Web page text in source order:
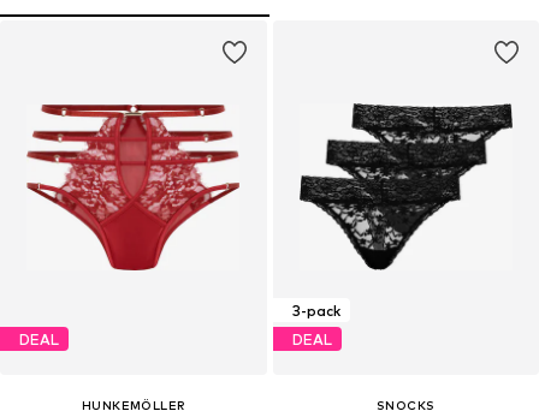
DEAL
HUNKEMÖLLER
3-pack
DEAL
SNOCKS